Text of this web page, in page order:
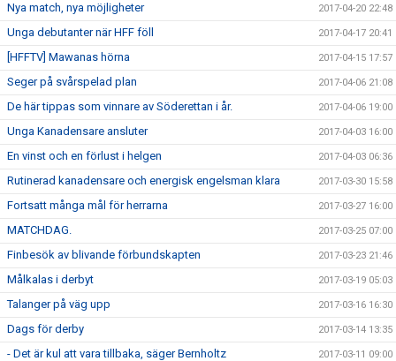
Nya match, nya möjligheter 2017-04-20 22:48
Unga debutanter när HFF föll 2017-04-17 20:41
[HFFTV] Mawanas hörna 2017-04-15 17:57
Seger på svårspelad plan 2017-04-06 21:08
De här tippas som vinnare av Söderettan i år. 2017-04-06 19:00
Unga Kanadensare ansluter 2017-04-03 16:00
En vinst och en förlust i helgen 2017-04-03 06:36
Rutinerad kanadensare och energisk engelsman klara 2017-03-30 15:58
Fortsatt många mål för herrarna 2017-03-27 16:00
MATCHDAG. 2017-03-25 07:00
Finbesök av blivande förbundskapten 2017-03-23 21:46
Målkalas i derbyt 2017-03-19 05:03
Talanger på väg upp 2017-03-16 16:30
Dags för derby 2017-03-14 13:35
- Det är kul att vara tillbaka, säger Bernholtz 2017-03-11 09:00